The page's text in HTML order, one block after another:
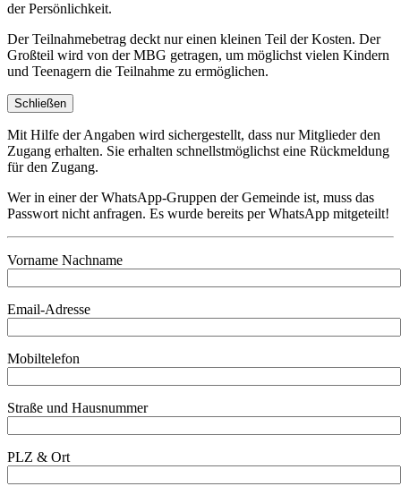
der Persönlichkeit.
Der Teilnahmebetrag deckt nur einen kleinen Teil der Kosten. Der
Großteil wird von der MBG getragen, um möglichst vielen Kindern
und Teenagern die Teilnahme zu ermöglichen.
Schließen
Mit Hilfe der Angaben wird sichergestellt, dass nur Mitglieder den
Zugang erhalten. Sie erhalten schnellstmöglichst eine Rückmeldung
für den Zugang.
Wer in einer der WhatsApp-Gruppen der Gemeinde ist, muss das
Passwort nicht anfragen. Es wurde bereits per WhatsApp mitgeteilt!
Vorname Nachname
Email-Adresse
Mobiltelefon
Straße und Hausnummer
PLZ & Ort